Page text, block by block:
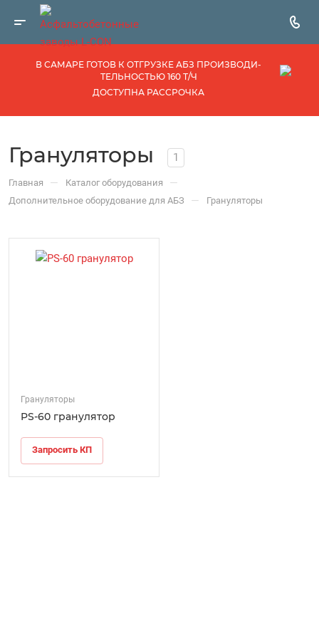
В САМАРЕ ГОТОВ К ОТГРУЗКЕ АБЗ ПРОИЗВОДИ­
ТЕЛЬНОСТЬЮ 160 Т/Ч
ДОСТУПНА РАССРОЧКА
Грануляторы 1
Главная — Каталог оборудования —
Дополнительное оборудование для АБЗ — Грануляторы
Грануляторы
PS-60 гранулятор
Запросить КП